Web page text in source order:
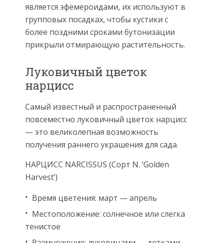
является эфемероидами, их используют в
групповых посадках, чтобы кустики с
более поздними сроками бутонизации
прикрыли отмирающую растительность.
Луковичный цветок
нарцисс
Самый известный и распространенный
повсеместно луковичный цветок нарцисс
— это великолепная возможность
получения раннего украшения для сада.
НАРЦИСС NARCISSUS (Сорт N. ‘Golden
Harvest’)
Время цветения: март — апрель
Местоположение: солнечное или слегка
тенистое